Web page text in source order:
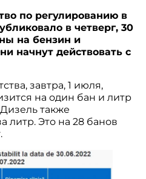
по регулированию в
в четверг, 30
на бензин и
начнут действовать с
завтра, 1 июля,
на один бан и литр
Дизель также
литр. Это на 28 банов